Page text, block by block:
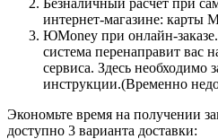
интернет-магазине: карты
ЮMoney при онлайн-
система перенаправит вас
сервиса. Здесь необходимо
инструкции.(Временно
Экономьте время на получении
доступно 3 варианта доставки: